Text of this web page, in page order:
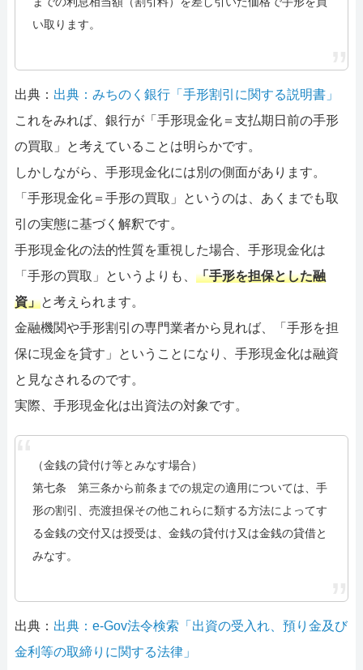
い取ります。
出典： 出典：みちのく銀行「手形割引に関する説明書」
これをみれば、銀行が「手形現金化＝支払期日前の手形
の買取」と考えていることは明らかです。
しかしながら、手形現金化には別の側面があります。
「手形現金化＝手形の買取」というのは、あくまでも取
引の実態に基づく解釈です。
手形現金化の法的性質を重視した場合、手形現金化は
「手形の買取」というよりも、 「手形を担保とした融
資」と考えられます。
金融機関や手形割引の専門業者から見れば、「手形を担
保に現金を貸す」ということになり、手形現金化は融資
と見なされるのです。
実際、手形現金化は出資法の対象です。
（金銭の貸付け等とみなす場合）
第七条 第三条から前条までの規定の適用については、手
形の割引、売渡担保その他これらに類する方法によってす
る金銭の交付又は授受は、金銭の貸付け又は金銭の貸借と
みなす。
出典： 出典：e-Gov法令検索「出資の受入れ、預り金及び
金利等の取締りに関する法律」